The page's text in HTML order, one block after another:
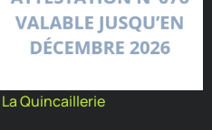
La Quincaillerie